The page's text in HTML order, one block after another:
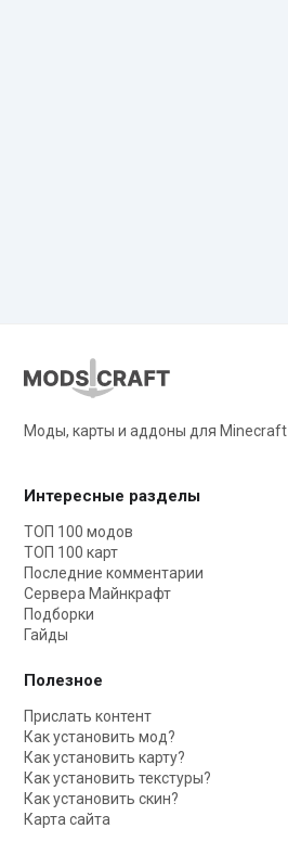
Моды, карты и аддоны для Minecraft
Интересные разделы
ТОП 100 модов
ТОП 100 карт
Последние комментарии
Сервера Майнкрафт
Подборки
Гайды
Полезное
Прислать контент
Как установить мод?
Как установить карту?
Как установить текстуры?
Как установить скин?
Карта сайта